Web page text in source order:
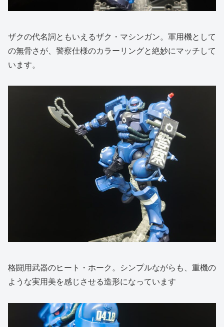
ザクの代名詞ともいえるザク・マシンガン。軍用機として
の無骨さが、警察仕様のカラーリングと絶妙にマッチして
います。
格闘用武器のヒート・ホーク。シンプルながらも、重機の
ような実用美を感じさせる造形になっています